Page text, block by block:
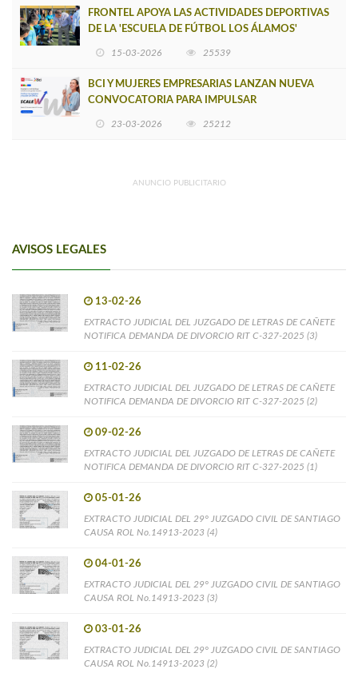
FRONTEL APOYA LAS ACTIVIDADES DEPORTIVAS
DE LA 'ESCUELA DE FÚTBOL LOS ÁLAMOS'
15-03-2026 25539
BCI Y MUJERES EMPRESARIAS LANZAN NUEVA
CONVOCATORIA PARA IMPULSAR
23-03-2026 25212
ANUNCIO PUBLICITARIO
AVISOS LEGALES
13-02-26
EXTRACTO JUDICIAL DEL JUZGADO DE LETRAS DE CAÑETE
NOTIFICA DEMANDA DE DIVORCIO RIT C-327-2025 (3)
11-02-26
EXTRACTO JUDICIAL DEL JUZGADO DE LETRAS DE CAÑETE
NOTIFICA DEMANDA DE DIVORCIO RIT C-327-2025 (2)
09-02-26
EXTRACTO JUDICIAL DEL JUZGADO DE LETRAS DE CAÑETE
NOTIFICA DEMANDA DE DIVORCIO RIT C-327-2025 (1)
05-01-26
EXTRACTO JUDICIAL DEL 29° JUZGADO CIVIL DE SANTIAGO
CAUSA ROL No.14913-2023 (4)
04-01-26
EXTRACTO JUDICIAL DEL 29° JUZGADO CIVIL DE SANTIAGO
CAUSA ROL No.14913-2023 (3)
03-01-26
EXTRACTO JUDICIAL DEL 29° JUZGADO CIVIL DE SANTIAGO
CAUSA ROL No.14913-2023 (2)